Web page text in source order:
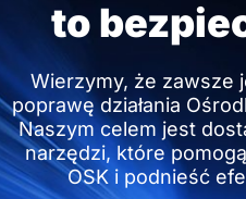
to
Wierzymy, że zawsze
poprawę działania
Naszym celem jest
narzędzi, które
OSK i podnieść